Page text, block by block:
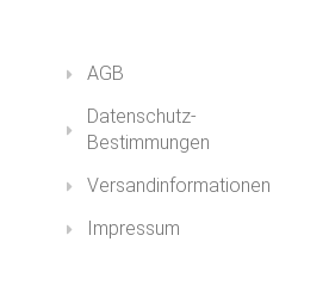
AGB
Datenschutz-
Bestimmungen
Versandinformationen
Impressum